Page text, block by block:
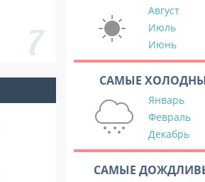
Август
Июль
Июнь
САМЫЕ
Январь
Февраль
Декабрь
САМЫЕ